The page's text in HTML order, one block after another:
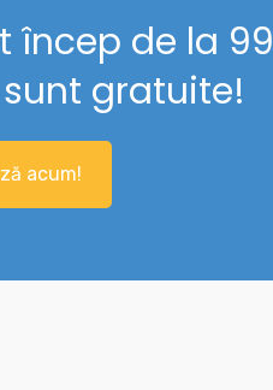
de la
sunt gratuite!
acum!